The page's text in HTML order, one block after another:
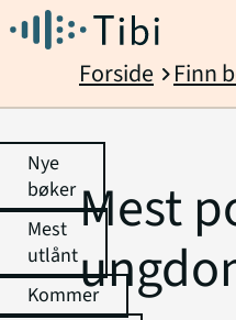
Forside chevron_rightFinn
Nye
bøker
Mest
utlånt
Kommer
Mest